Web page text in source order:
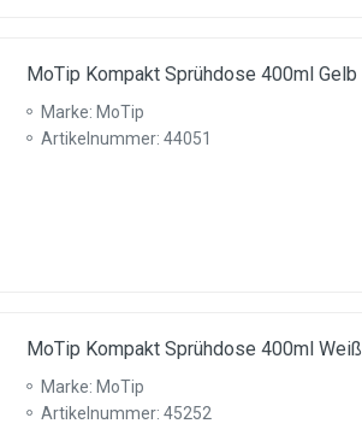
MoTip Kompakt Sprühdose 400ml Gelb
Marke: MoTip
Artikelnummer: 44051
MoTip Kompakt Sprühdose 400ml Weiß
Marke: MoTip
Artikelnummer: 45252